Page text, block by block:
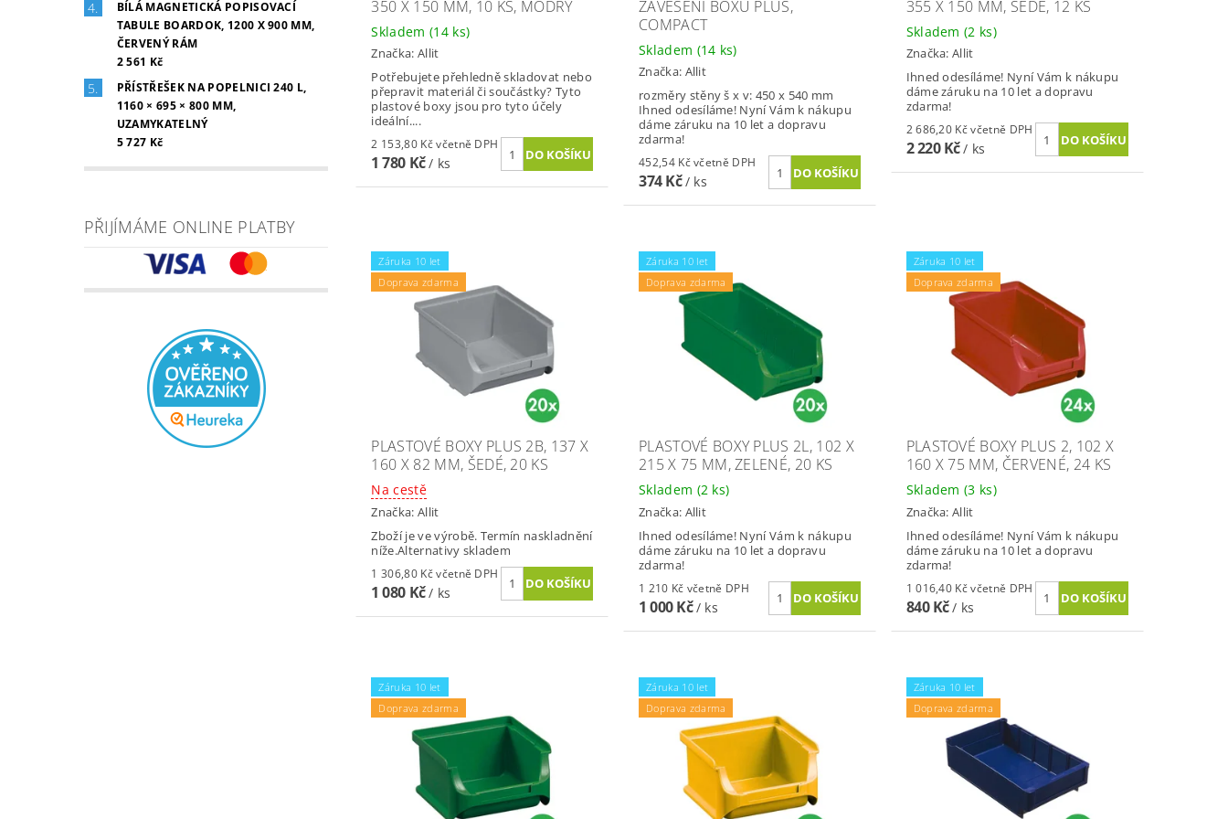
BÍLÁ MAGNETICKÁ POPISOVACÍ
TABULE BOARDOK, 1200 X 900 MM,
ČERVENÝ RÁM
2 561 Kč
PŘÍSTŘEŠEK NA POPELNICI 240 L,
1160 × 695 × 800 MM,
UZAMYKATELNÝ
5 727 Kč
PŘIJÍMÁME ONLINE PLATBY
350 X 150 MM, 10 KS, MODRÝ
Skladem (14 ks)
Značka: Allit
Potřebujete přehledně skladovat nebo
přepravit materiál či součástky? Tyto
plastové boxy jsou pro tyto účely
ideální....
2 153,80 Kč včetně DPH
1 780 Kč/ ks
ZAVĚŠENÍ BOXŮ PLUS,
COMPACT
Skladem (14 ks)
Značka: Allit
rozměry stěny š x v: 450 x 540 mm
Ihned odesíláme! Nyní Vám k nákupu
dáme záruku na 10 let a dopravu
zdarma!
452,54 Kč včetně DPH
374 Kč/ ks
355 X 150 MM, ŠEDÉ, 12 KS
Skladem(2 ks)
Značka:Allit
Ihned odesíláme! Nyní Vám k nákupu
dáme záruku na 10 let a dopravu
zdarma!
2 686,20 Kč včetně DPH
2 220 Kč/ ks
Záruka 10 let
Doprava zdarma
PLASTOVÉ BOXY PLUS 2B, 137 X
160 X 82 MM, ŠEDÉ, 20 KS
Na cestě
Značka: Allit
Zboží je ve výrobě. Termín naskladnění
níže.Alternativy skladem
1 306,80 Kč včetně DPH
1 080 Kč/ ks
Záruka 10 let
Doprava zdarma
PLASTOVÉ BOXY PLUS 2L, 102 X
215 X 75 MM, ZELENÉ, 20 KS
Skladem (2 ks)
Značka: Allit
Ihned odesíláme! Nyní Vám k nákupu
dáme záruku na 10 let a dopravu
zdarma!
1 210 Kč včetně DPH
1 000 Kč/ ks
Záruka 10 let
Doprava zdarma
PLASTOVÉ BOXY PLUS 2, 102 X
160 X 75 MM, ČERVENÉ, 24 KS
Skladem(3 ks)
Značka:Allit
Ihned odesíláme! Nyní Vám k nákupu
dáme záruku na 10 let a dopravu
zdarma!
1 016,40 Kč včetně DPH
840 Kč/ ks
Záruka 10 let
Doprava zdarma
Záruka 10 let
Doprava zdarma
Záruka 10 let
Doprava zdarma